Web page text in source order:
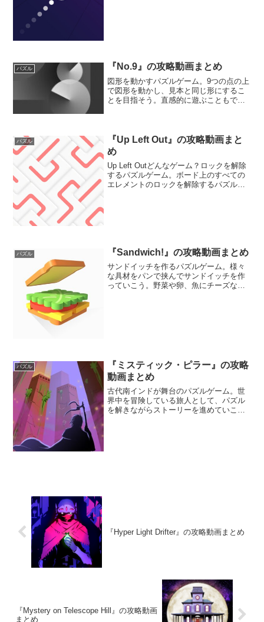
パズル 『No.9』の攻略動画まとめ
図形を動かすパズルゲーム。9つの点の上
で図形を動かし、見本と同じ形にするこ
とを目指そう。直感的に遊ぶこともでき
パズル
『Up Left Out』の攻略動画まと
め
Up Left Outどんなゲーム？ロックを解除
するパズルゲーム。ボード上のすべての
エレメントのロックを解除するパズルゲ
パズル 『Sandwich!』の攻略動画まとめ
サンドイッチを作るパズルゲーム。様々
な具材をパンで挟んでサンドイッチを作
っていこう。野菜や卵、魚にチーズな
パズル
『ミスティック・ピラー』の攻略
動画まとめ
古代南インドが舞台のパズルゲーム。世
界中を冒険している旅人として、パズル
を解きながらストーリーを進めていこ
『Hyper Light Drifter』の攻略動画まとめ
『Mystery on Telescope Hill』の攻略動画
まとめ